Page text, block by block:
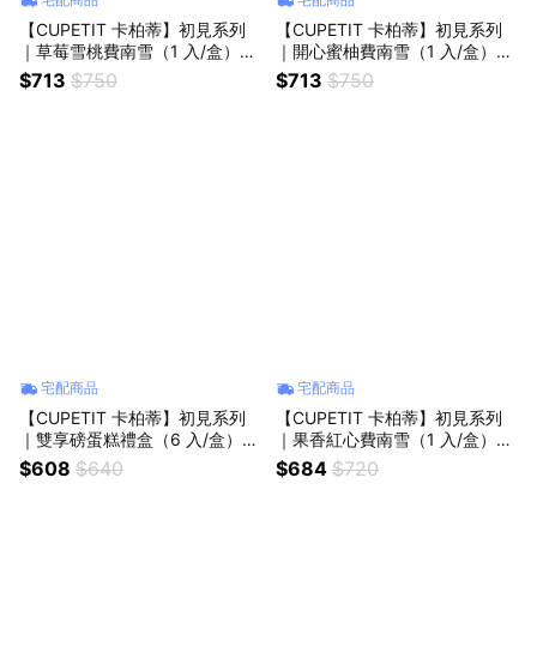
【CUPETIT 卡柏蒂】初見系列
｜草莓雪桃費南雪（1 入/盒）
(可常溫保存，送禮收禮都方便！
不怕冰箱被塞爆！)｜彌月禮/伴
$713 $750
【CUPETIT 卡柏蒂】初見系列
｜開心蜜柚費南雪（1 入/盒）
(可常溫保存，送禮收禮都方便！
不怕冰箱被塞爆)｜彌月禮/伴手
$713 $750
宅配商品
【CUPETIT 卡柏蒂】初見系列
｜雙享磅蛋糕禮盒（6 入/盒）
(可常溫保存，送禮收禮都方便！
不怕冰箱被塞爆)｜彌月禮/伴手
$608 $640
宅配商品
【CUPETIT 卡柏蒂】初見系列
｜果香紅心費南雪（1 入/盒）
(可常溫保存，送禮收禮都方便！
不怕冰箱被塞爆)｜彌月禮/伴手
$684 $720